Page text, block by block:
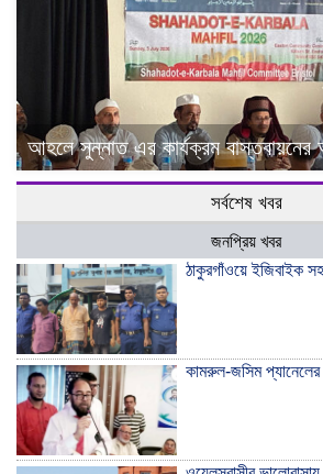
আহলে সুন্নাত এর কার্যক্রম বাস্তবায়নের
সর্বশেষ খবর
জনপ্রিয় খবর
ঠাকুরগাঁওয়ে ইজিবাইক
কামরুল-জসিম প্যানেলের